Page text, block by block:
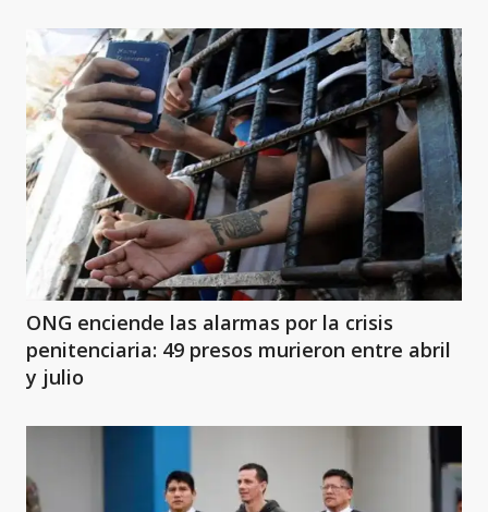
ONG enciende las alarmas por la crisis
penitenciaria: 49 presos murieron entre abril
y julio